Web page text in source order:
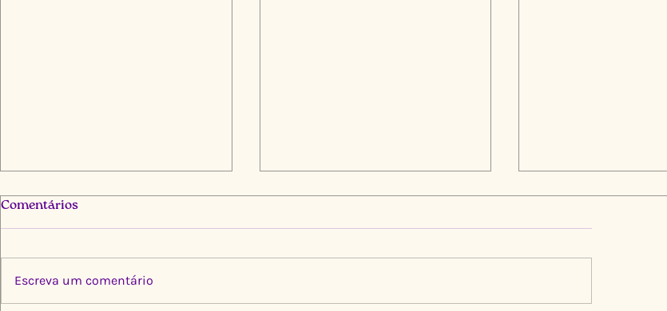
Comentários
Escreva um comentário